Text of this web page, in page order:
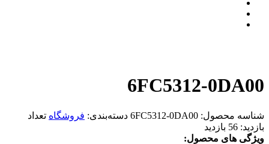
6FC5312-0DA00
شناسه محصول: 6FC5312-0DA00 دسته‌بندی: فروشگاه تعداد
بازدید: 56 بازدید
ویژگی های محصول: